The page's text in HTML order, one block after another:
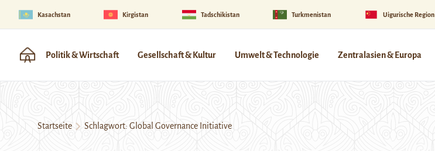
Kasachstan Kirgistan Tadschikistan Turkmenistan Uigurische Region
Politik & Wirtschaft Gesellschaft & Kultur Umwelt & Technologie Zentralasien & Europa
Startseite Schlagwort: Global Governance Initiative